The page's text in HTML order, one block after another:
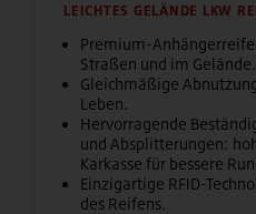
LEICHTES GELÄNDE LKW
Premium-
Straßen und im Gelände.
Gleichmäßige
Leben.
Hervorragende
und Absplitterungen:
Karkasse für bessere
Einzigartige RFID-
des Reifens.